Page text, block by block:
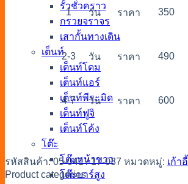
รั้วชั่วคราว
กรวยจราจร
เสากั้นทางเดิน
เต็นท์
เต็นท์โดม
เต็นท์แอร์
เต็นท์พีระมิด
เต็นท์ฟูจิ
เต็นท์โค้ง
โต๊ะ
โต๊ะหน้าขาว
โต๊ะบาร์สูง
1 วัน ราคา 350
2-3 วัน ราคา 490
4-7 วัน ราคา 600
รหัสสินค้า:05-041 / 17-037 หมวดหมู่: เก้าอี้
Product categories